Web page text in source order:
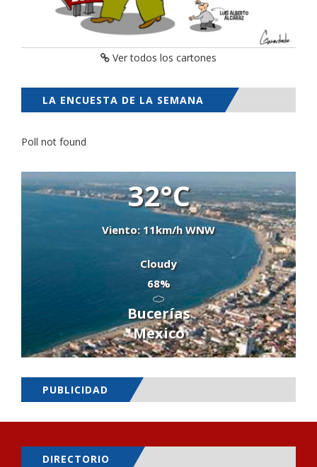
Ver todos los cartones
LA ENCUESTA DE LA SEMANA
Poll not found
32°C
Viento: 11km/h WNW
Cloudy
68%
Bucerías
Mexico
PUBLICIDAD
DIRECTORIO